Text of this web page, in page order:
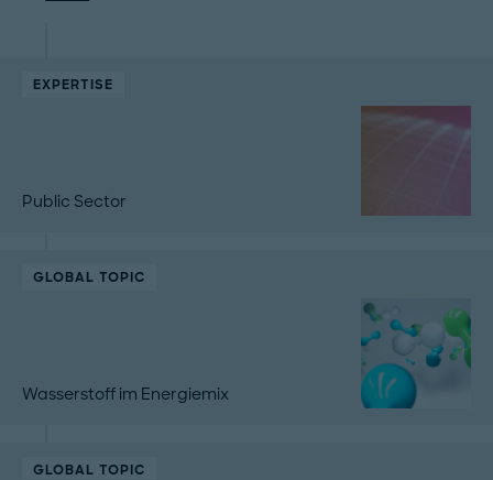
EXPERTISE
Public Sector
GLOBAL TOPIC
Wasserstoff im Energiemix
GLOBAL TOPIC